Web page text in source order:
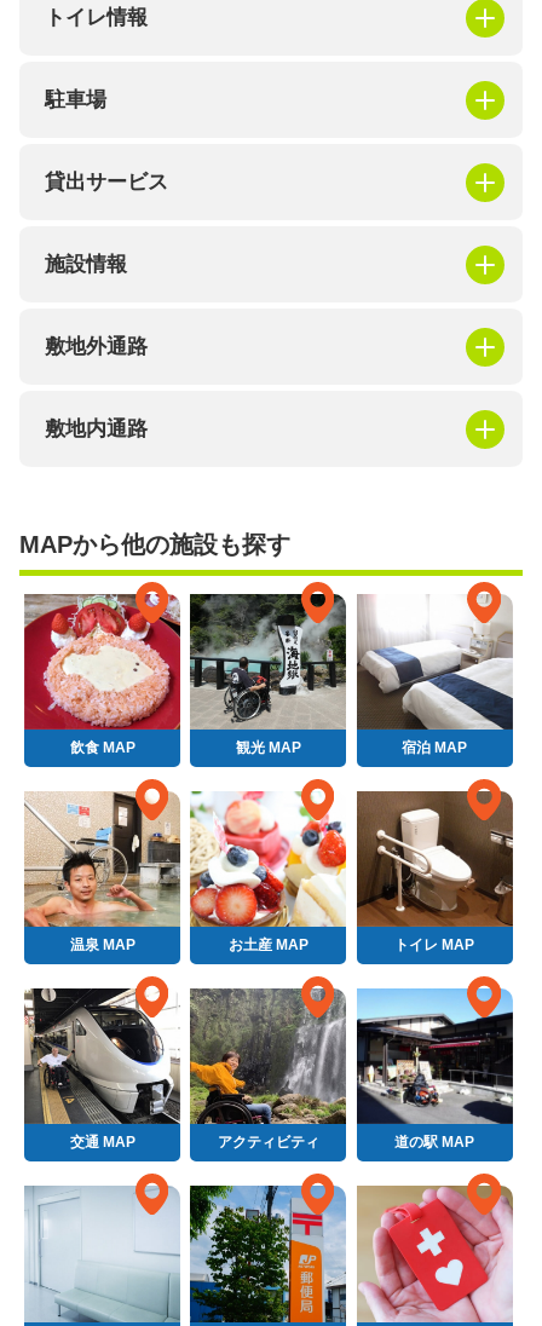
トイレ情報
駐車場
貸出サービス
施設情報
敷地外通路
敷地内通路
MAPから他の施設も探す
飲食 MAP 観光 MAP 宿泊 MAP
温泉 MAP お土産 MAP トイレ MAP
交通 MAP アクティビティ 道の駅 MAP